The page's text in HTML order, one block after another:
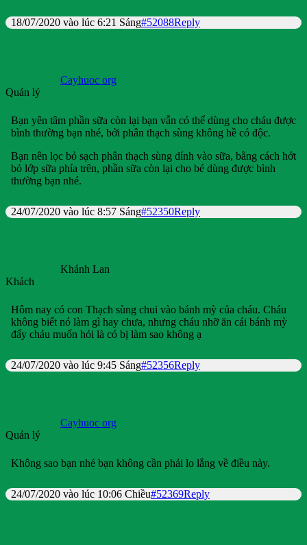
18/07/2020 vào lúc 6:21 Sáng#52088Reply
Cayhuoc org
Quản lý
Bạn yên tâm phần sữa còn lại bạn vẫn có thể dùng cho cháu được
bình thường bạn nhé, bởi phân thạch sùng không hề có độc.
Bạn nên lọc bỏ sạch phân thạch sùng dính vào sữa, bằng cách hớt
bỏ lớp sữa phía trên, phần sữa còn lại cho bé dùng được bình
thường bạn nhé.
24/07/2020 vào lúc 8:57 Sáng#52350Reply
Khánh Lan
Khách
Hôm nay có con Thạch sùng chui vào bánh mỳ của cháu. Cháu
không biết nó làm gì hay chưa, nhưng cháu nhỡ ăn cái bánh mỳ
đấy cháu muốn hỏi là có bị làm sao không ạ
24/07/2020 vào lúc 9:45 Sáng#52356Reply
Cayhuoc org
Quản lý
Không sao bạn nhé bạn không cần phải lo lắng về điều này.
24/07/2020 vào lúc 10:06 Chiều#52369Reply